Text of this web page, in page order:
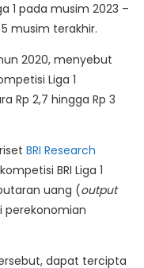
1 pada musim 2023 –
musim terakhir.
2020, menyebut
Liga 1
Rp 2,7 hingga Rp 3
BRI Research
BRI Liga 1
uang (output
perekonomian
dapat tercipta